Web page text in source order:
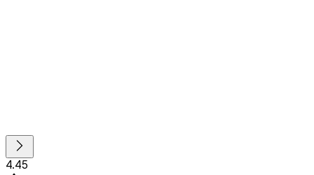
4.45